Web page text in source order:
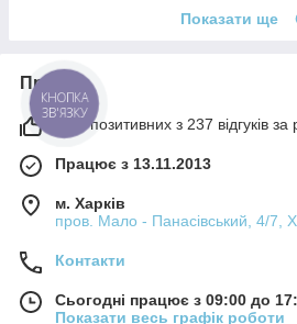
Показати ще
Про нас
98% позитивних з 237 відгуків за
Працює з 13.11.2013
м. Харків
пров. Мало - Панасівський, 4/7,
Контакти
Сьогодні працює з 09:00 до
Показати весь графік роботи
КНОПКА
ЗВ'ЯЗКУ